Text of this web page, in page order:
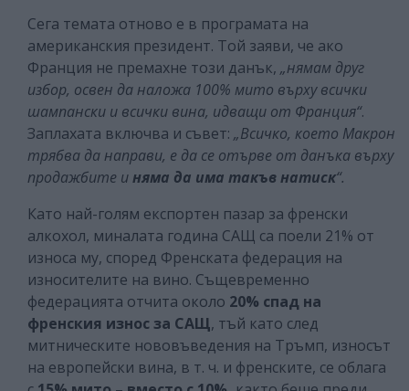
Сега темата отново е в програмата на
американския президент. Той заяви, че ако
Франция не премахне този данък, „нямам друг
избор, освен да наложа 100% мито върху всички
шампански и всички вина, идващи от Франция“.
Заплахата включва и съвет: „Всичко, което Макрон
трябва да направи, е да се отърве от данъка върху
продажбите иняма да има такъв натиск“.
Като най-голям експортен пазар за френски
алкохол, миналата година САЩ са поели 21% от
износа му, според Френската федерация на
износителите на вино. Същевременно
федерацията отчита около 20% спад на
френския износ за САЩ, тъй като след
митническите нововъведения на Тръмп, износът
на европейски вина, в т. ч. и френските, се облага